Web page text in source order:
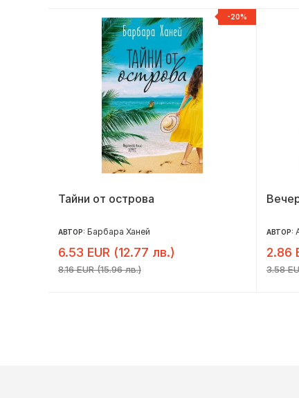
-20%
Тайни от острова
АВТОР: Барбара Ханей
6.53 EUR (12.77 лв.)
8.16 EUR (15.96 лв.)
АВТОР:
2.86
3.58